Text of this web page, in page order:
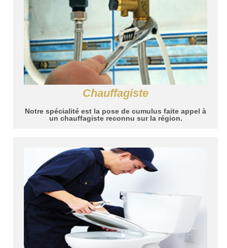
Chauffagiste
Notre spécialité est la pose de cumulus faite appel à
un chauffagiste reconnu sur la région.